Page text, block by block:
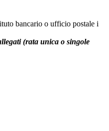
bancario o ufficio postale i
(rata unica o singole